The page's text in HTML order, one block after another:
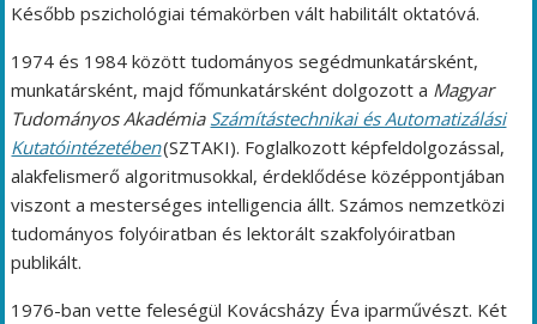
Később pszichológiai témakörben vált habilitált oktatóvá.
1974 és 1984 között tudományos segédmunkatársként,
munkatársként, majd főmunkatársként dolgozott a Magyar
Tudományos Akadémia Számítástechnikai és Automatizálási
Kutatóintézetében(SZTAKI). Foglalkozott képfeldolgozással,
alakfelismerő algoritmusokkal, érdeklődése középpontjában
viszont a mesterséges intelligencia állt. Számos nemzetközi
tudományos folyóiratban és lektorált szakfolyóiratban
publikált.
1976-ban vette feleségül Kovácsházy Éva iparművészt. Két